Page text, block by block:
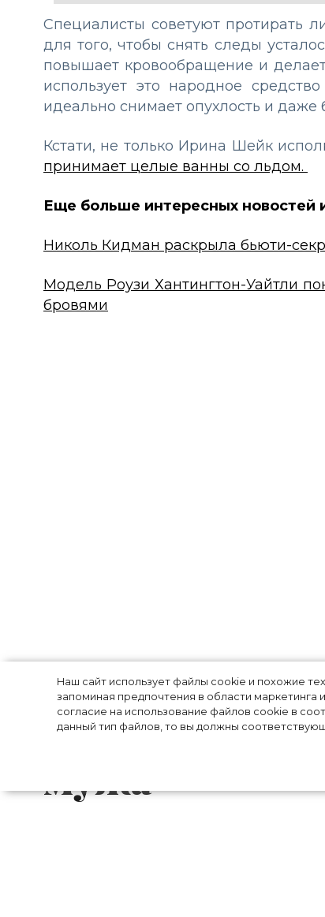
Наш сайт использует файлы cookie и похожие
запоминая предпочтения в области
согласие на использование файлов cookie в
данный тип файлов, то вы должны
Специалисты советуют протирать
для того, чтобы снять следы
повышает кровообращение и
использует это народное
идеально снимает опухлость и даже
Кстати, не только Ирина Шейк
принимает целые ванны со льдом.
Еще больше интересных новостей
Николь Кидман раскрыла бьюти-
Модель Роузи Хантингтон-Уайтли
бровями
Николь
секрет,
мужа